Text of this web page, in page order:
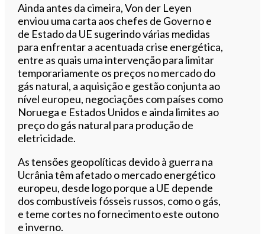
Ainda antes da cimeira, Von der Leyen
enviou uma carta aos chefes de Governo e
de Estado da UE sugerindo várias medidas
para enfrentar a acentuada crise energética,
entre as quais uma intervenção para limitar
temporariamente os preços no mercado do
gás natural, a aquisição e gestão conjunta ao
nível europeu, negociações com países como
Noruega e Estados Unidos e ainda limites ao
preço do gás natural para produção de
eletricidade.
As tensões geopolíticas devido à guerra na
Ucrânia têm afetado o mercado energético
europeu, desde logo porque a UE depende
dos combustíveis fósseis russos, como o gás,
e teme cortes no fornecimento este outono
e inverno.